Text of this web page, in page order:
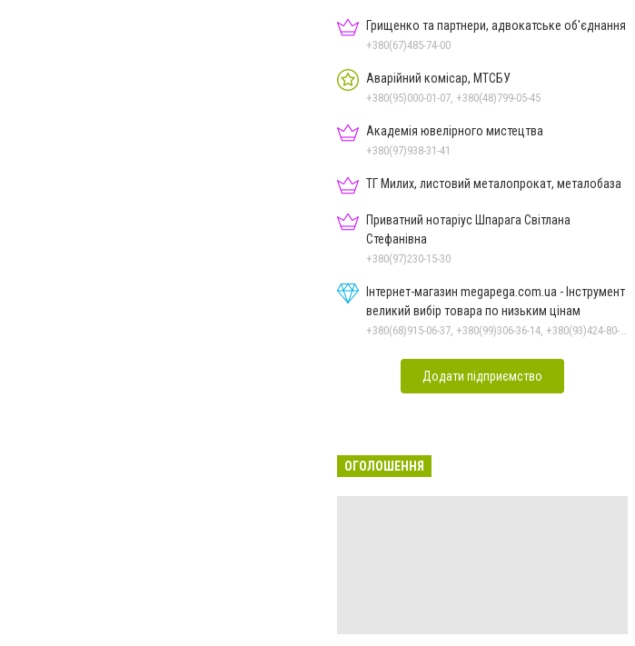
Грищенко та партнери, адвокатське об'єднання
+380(67)485-74-00
Аварійний комісар, МТСБУ
+380(95)000-01-07, +380(48)799-05-45
Академія ювелірного мистецтва
+380(97)938-31-41
ТГ Милих, листовий металопрокат, металобаза
Приватний нотаріус Шпарага Світлана
Стефанівна
+380(97)230-15-30
Інтернет-магазин megapega.com.ua - Інструмент
великий вибір товара по низьким цінам
Додати підприємство
ОГОЛОШЕННЯ